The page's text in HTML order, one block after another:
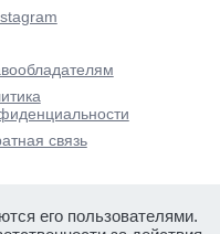
связь
его пользователями.